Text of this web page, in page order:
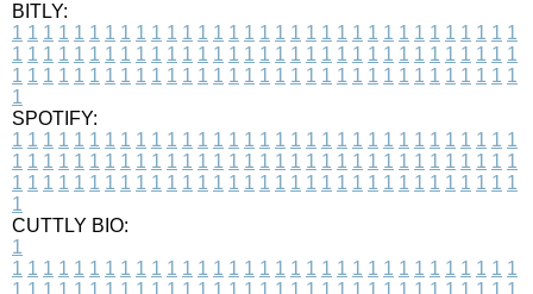
BITLY:
1 1 1 1 1 1 1 1 1 1 1 1 1 1 1 1 1 1 1 1 1 1 1 1 1 1 1 1 1 1 1 1 1
1 1 1 1 1 1 1 1 1 1 1 1 1 1 1 1 1 1 1 1 1 1 1 1 1 1 1 1 1 1 1 1 1
1 1 1 1 1 1 1 1 1 1 1 1 1 1 1 1 1 1 1 1 1 1 1 1 1 1 1 1 1 1 1 1 1
1
SPOTIFY:
1 1 1 1 1 1 1 1 1 1 1 1 1 1 1 1 1 1 1 1 1 1 1 1 1 1 1 1 1 1 1 1 1
1 1 1 1 1 1 1 1 1 1 1 1 1 1 1 1 1 1 1 1 1 1 1 1 1 1 1 1 1 1 1 1 1
1 1 1 1 1 1 1 1 1 1 1 1 1 1 1 1 1 1 1 1 1 1 1 1 1 1 1 1 1 1 1 1 1
1
CUTTLY BIO:
1
1 1 1 1 1 1 1 1 1 1 1 1 1 1 1 1 1 1 1 1 1 1 1 1 1 1 1 1 1 1 1 1 1